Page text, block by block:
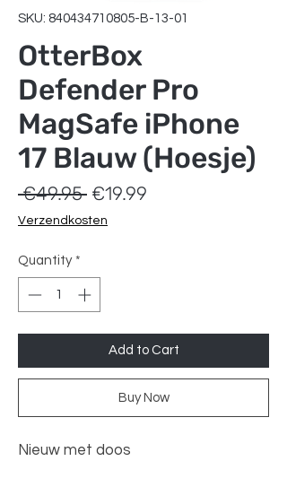
SKU: 840434710805-B-13-01
OtterBox
Defender Pro
MagSafe iPhone
17 Blauw (Hoesje)
€49.95 Regular
Price
€19.99
Verzendkosten
Quantity *
Add to Cart
Buy Now
Nieuw met doos